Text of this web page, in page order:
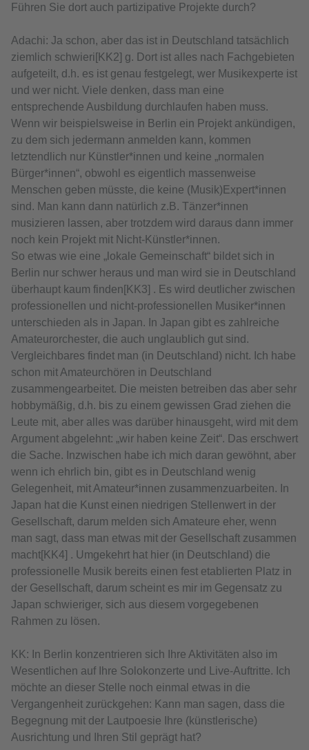
Führen Sie dort auch partizipative Projekte durch?
Adachi: Ja schon, aber das ist in Deutschland tatsächlich
ziemlich schwieri[KK2] g. Dort ist alles nach Fachgebieten
aufgeteilt, d.h. es ist genau festgelegt, wer Musikexperte ist
und wer nicht. Viele denken, dass man eine
entsprechende Ausbildung durchlaufen haben muss.
Wenn wir beispielsweise in Berlin ein Projekt ankündigen,
zu dem sich jedermann anmelden kann, kommen
letztendlich nur Künstler*innen und keine „normalen
Bürger*innen“, obwohl es eigentlich massenweise
Menschen geben müsste, die keine (Musik)Expert*innen
sind. Man kann dann natürlich z.B. Tänzer*innen
musizieren lassen, aber trotzdem wird daraus dann immer
noch kein Projekt mit Nicht-Künstler*innen.
So etwas wie eine „lokale Gemeinschaft“ bildet sich in
Berlin nur schwer heraus und man wird sie in Deutschland
überhaupt kaum finden[KK3] . Es wird deutlicher zwischen
professionellen und nicht-professionellen Musiker*innen
unterschieden als in Japan. In Japan gibt es zahlreiche
Amateurorchester, die auch unglaublich gut sind.
Vergleichbares findet man (in Deutschland) nicht. Ich habe
schon mit Amateurchören in Deutschland
zusammengearbeitet. Die meisten betreiben das aber sehr
hobbymäßig, d.h. bis zu einem gewissen Grad ziehen die
Leute mit, aber alles was darüber hinausgeht, wird mit dem
Argument abgelehnt: „wir haben keine Zeit“. Das erschwert
die Sache. Inzwischen habe ich mich daran gewöhnt, aber
wenn ich ehrlich bin, gibt es in Deutschland wenig
Gelegenheit, mit Amateur*innen zusammenzuarbeiten. In
Japan hat die Kunst einen niedrigen Stellenwert in der
Gesellschaft, darum melden sich Amateure eher, wenn
man sagt, dass man etwas mit der Gesellschaft zusammen
macht[KK4] . Umgekehrt hat hier (in Deutschland) die
professionelle Musik bereits einen fest etablierten Platz in
der Gesellschaft, darum scheint es mir im Gegensatz zu
Japan schwieriger, sich aus diesem vorgegebenen
Rahmen zu lösen.
KK: In Berlin konzentrieren sich Ihre Aktivitäten also im
Wesentlichen auf Ihre Solokonzerte und Live-Auftritte. Ich
möchte an dieser Stelle noch einmal etwas in die
Vergangenheit zurückgehen: Kann man sagen, dass die
Begegnung mit der Lautpoesie Ihre (künstlerische)
Ausrichtung und Ihren Stil geprägt hat?